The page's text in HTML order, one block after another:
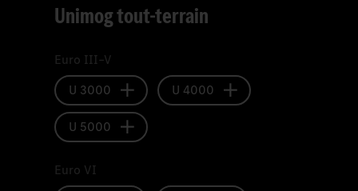
Unimog tout-terrain
Euro III–V
U 3000
U 4000
U 5000
Euro VI